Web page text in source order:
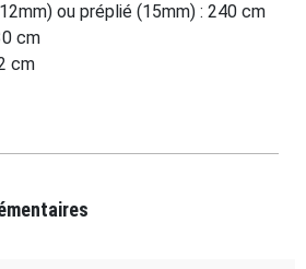
ou préplié (15mm) : 240 cm
cm
cm